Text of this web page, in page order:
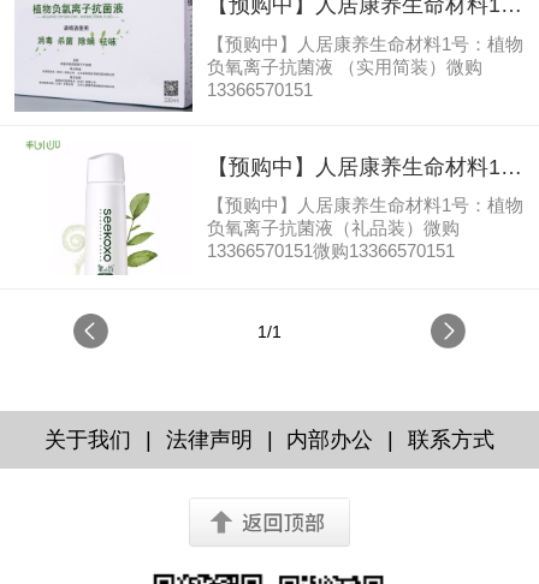
多年的养殖历史。羽毛皮肉都是黑色，
生的蛋是绿色，妇女坐月子...
多年的养殖历史。羽毛皮肉都是黑色，
生的蛋是绿色，妇女坐月子，做药引
子，内含丰富的黑色素、氨基酸和黑色
胶体，被谓"中国黑宝"、"鸡中珍
视。90年代初，经过多方验证，此黑精
灵即为《本草纲目》中记载的"五黑鸡对
慢性营养不良型水肿、肝炎、胃...
【预购中】人居康养生命材料1
号：植物负氧离子抗菌液（实用
简装）
【预购中】人居康养生命材料1号：植物
负氧离子抗菌液 （实用简装）微购
13366570151
【预购中】人居康养生命材料1
号：植物负氧离子抗菌液（礼品
装）
【预购中】人居康养生命材料1号：植物
负氧离子抗菌液（礼品装）微购
13366570151微购13366570151
1/1
关于我们 | 法律声明 | 内部办公 | 联系方式